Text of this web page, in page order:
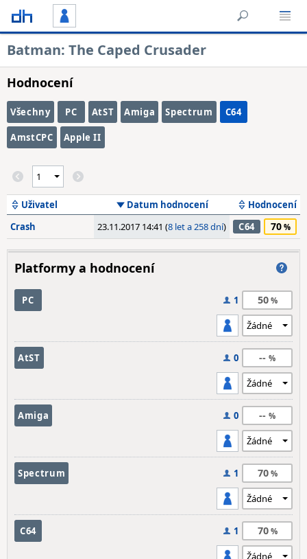
Batman: The Caped Crusader
Hodnocení
Všechny PC AtST Amiga Spectrum C64
AmstCPC Apple II
Uživatel Datum hodnocení
Hodnocení
Crash
23.11.2017 14:41 (8 let a 258 dní) C64 70
Platformy a hodnocení
PC 1 50
AtST 0 --
Amiga 0 --
Spectrum 1 70
C64 1 70